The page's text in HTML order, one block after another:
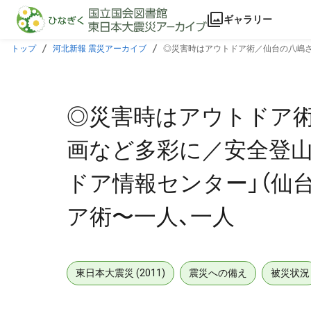
本文に飛ぶ
ギャラリー
トップ 河北新報 震災アーカイブ
◎災害時はアウトドア術／仙台の八嶋さ
◎災害時はアウトドア
画など多彩に／安全登
ドア情報センター」（仙
ア術〜一人、一人
東日本大震災 (2011) 震災への備え 被災状況